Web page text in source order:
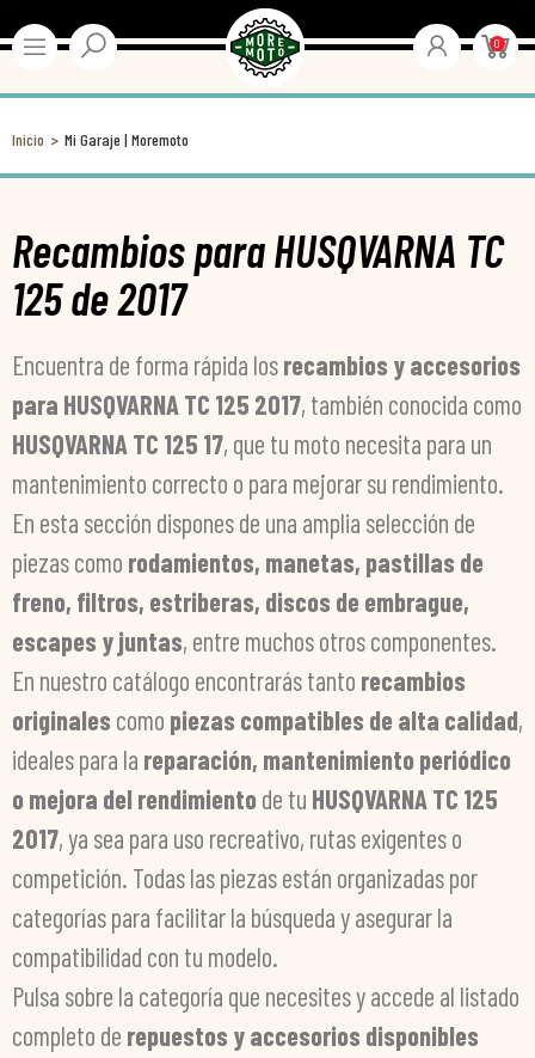
0
Inicio Mi Garaje | Moremoto
Recambios para HUSQVARNA TC
125 de 2017
Encuentra de forma rápida losrecambios y accesorios
para HUSQVARNA TC 125 2017, también conocida como
HUSQVARNA TC 125 17, que tu moto necesita para un
mantenimiento correcto o para mejorar su rendimiento.
En esta sección dispones de una amplia selección de
piezas como rodamientos, manetas, pastillas de
freno, filtros, estriberas, discos de embrague,
escapes y juntas, entre muchos otros componentes.
En nuestro catálogo encontrarás tanto recambios
originales como piezas compatibles de alta calidad,
ideales para la reparación, mantenimiento periódico
o mejora del rendimiento de tu HUSQVARNA TC 125
2017, ya sea para uso recreativo, rutas exigentes o
competición. Todas las piezas están organizadas por
categorías para facilitar la búsqueda y asegurar la
compatibilidad con tu modelo.
Pulsa sobre la categoría que necesites y accede al listado
completo de repuestos y accesorios disponibles